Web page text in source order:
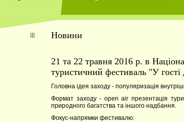
Новини
21 та 22 травня 2016 р. в
туристичний фестиваль "У гості
Головна ідея заходу - популяризація
Формат заходу - open air презентація
природного багатства та іншого надбання.
Фокус-напрямки фестивалю: